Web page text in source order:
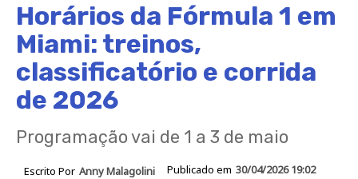
Horários da Fórmula 1 em
Miami: treinos,
classificatório e corrida
de 2026
Programação vai de 1 a 3 de maio
Escrito Por Anny Malagolini Publicado em 30/04/2026 19:02